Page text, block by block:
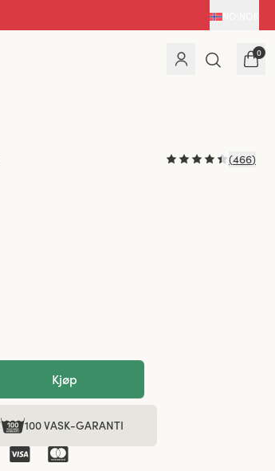
0
(466)
Kjøp
100 VASK-GARANTI